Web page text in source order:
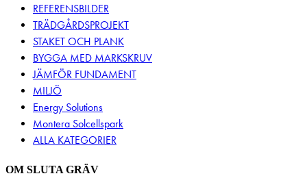
REFERENSBILDER
TRÄDGÅRDSPROJEKT
STAKET OCH PLANK
BYGGA MED MARKSKRUV
JÄMFÖR FUNDAMENT
MILJÖ
Energy Solutions
Montera Solcellspark
ALLA KATEGORIER
OM SLUTA GRÄV